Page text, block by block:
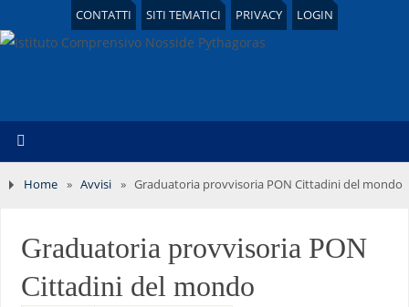
CONTATTI SITI TEMATICI PRIVACY LOGIN
Home » Avvisi » Graduatoria provvisoria PON Cittadini del mondo
Graduatoria provvisoria PON
Cittadini del mondo